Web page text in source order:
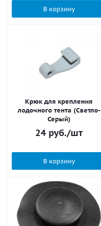
В корзину
Крюк для крепления
лодочного тента (Светло-
Серый)
24руб./шт
В корзину